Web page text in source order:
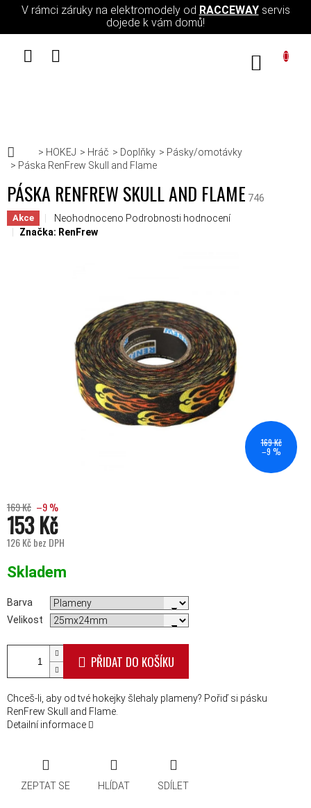
Přejít na obsah
V rámci záruky na elektromodely od RACCEWAYservis
dojede k vám domů!
Domů
HOKEJ Hráč Doplňky
Pásky/omotávky
Páska RenFrew Skull and Flame
PÁSKA RENFREW SKULL AND FLAME 746
Akce Průměrné hodnocení produktu je 0,0 z 5 hvězdiček.
Neohodnoceno Podrobnosti hodnocení
Značka: RenFrew
169 Kč
–9 %
169 Kč –9 %
153 Kč
126 Kč bez DPH
Skladem
Barva
Velikost
PŘIDAT DO KOŠÍKU
Chceš-li, aby od tvé hokejky šlehaly plameny? Pořiď si pásku
RenFrew Skull and Flame.
Detailní informace
ZEPTAT SE HLÍDAT SDÍLET